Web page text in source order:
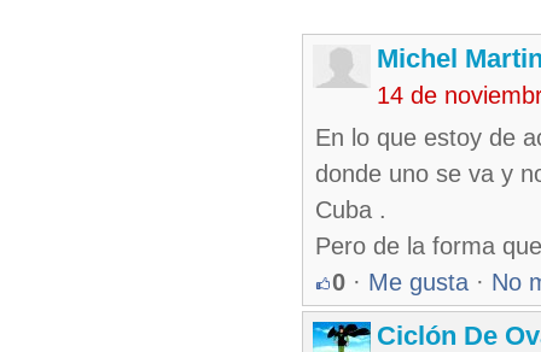
Michel
14 de
En lo que estoy de
donde uno se va y
Cuba .
Pero de la forma
0 · Me gusta · No
Ciclón De